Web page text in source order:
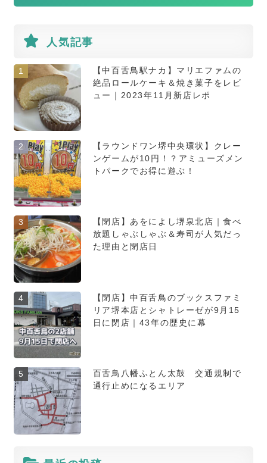
人気記事
1
【中百舌鳥駅ナカ】マリエファムの
絶品ロールケーキ＆焼き菓子をレビ
ュー｜2023年11月新店レポ
2
【ラウンドワン堺中央環状】クレー
ンゲームが10円！？アミューズメン
トパークでお得に遊ぶ！
3
【閉店】あをによし堺泉北店｜食べ
放題しゃぶしゃぶ＆寿司が人気だっ
た理由と閉店日
4
【閉店】中百舌鳥のブックスファミ
リア堺本店とシャトレーゼが9月15
日に閉店｜43年の歴史に幕
5
百舌鳥八幡ふとん太鼓 交通規制で
通行止めになるエリア